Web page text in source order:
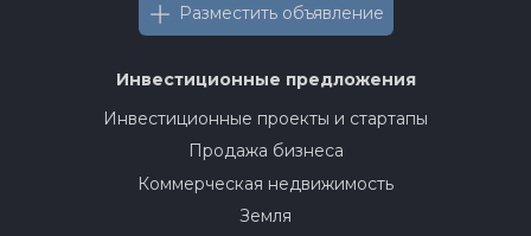
Разместить объявление
Инвестиционные предложения
Инвестиционные проекты и стартапы
Продажа бизнеса
Коммерческая недвижимость
Земля